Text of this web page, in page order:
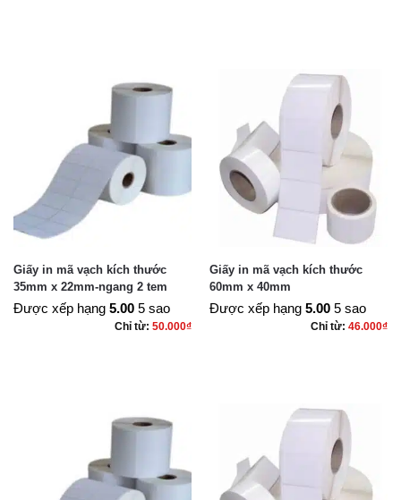
Giấy in mã vạch kích thước
35mm x 22mm-ngang 2 tem
Được xếp hạng 5.00 5 sao
Chỉ từ: 50.000₫
Giấy in mã vạch kích thước
60mm x 40mm
Được xếp hạng 5.00 5 sao
Chỉ từ: 46.000₫